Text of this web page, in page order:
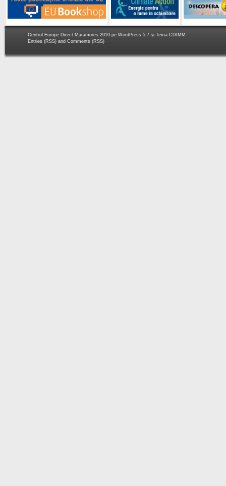
Centrul Europe Direct Maramures 2010 pe WordPress 5.7 şi Tema CDIMM
Entries (RSS) and Comments (RSS)